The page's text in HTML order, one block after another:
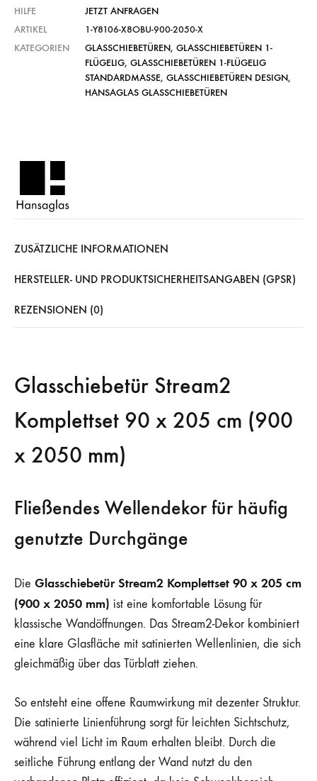
HILFE
JETZT ANFRAGEN
ARTIKEL
1-Y8106-X8OBU-900-2050-X
KATEGORIEN
GLASSCHIEBETÜREN, GLASSCHIEBETÜREN 1-
FLÜGELIG, GLASSCHIEBETÜREN 1-FLÜGELIG
STANDARDMASSE , GLASSCHIEBETÜREN DESIGN,
HANSAGLAS GLASSCHIEBETÜREN
ZUSÄTZLICHE INFORMATIONEN
HERSTELLER- UND PRODUKTSICHERHEITSANGABEN (GPSR)
REZENSIONEN (0)
Glasschiebetür Stream2
Komplettset 90 x 205 cm (900
x 2050 mm)
Fließendes Wellendekor für häufig
genutzte Durchgänge
Die Glasschiebetür Stream2 Komplettset 90 x 205 cm
(900 x 2050 mm) ist eine komfortable Lösung für
klassische Wandöffnungen. Das Stream2-Dekor kombiniert
eine klare Glasfläche mit satinierten Wellenlinien, die sich
gleichmäßig über das Türblatt ziehen.
So entsteht eine offene Raumwirkung mit dezenter Struktur.
Die satinierte Linienführung sorgt für leichten Sichtschutz,
während viel Licht im Raum erhalten bleibt. Durch die
seitliche Führung entlang der Wand nutzt du den